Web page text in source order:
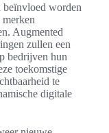
beïnvloed worden
Augmented
zullen een
bedrijven hun
toekomstige
te
digitale